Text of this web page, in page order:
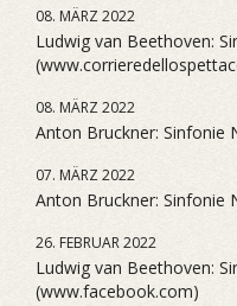
08. MÄRZ 2022
Ludwig van Beethoven:
08. MÄRZ 2022
Anton Bruckner: Sinfonie
07. MÄRZ 2022
Anton Bruckner: Sinfonie
26. FEBRUAR 2022
Ludwig van Beethoven:
(www.facebook.com)